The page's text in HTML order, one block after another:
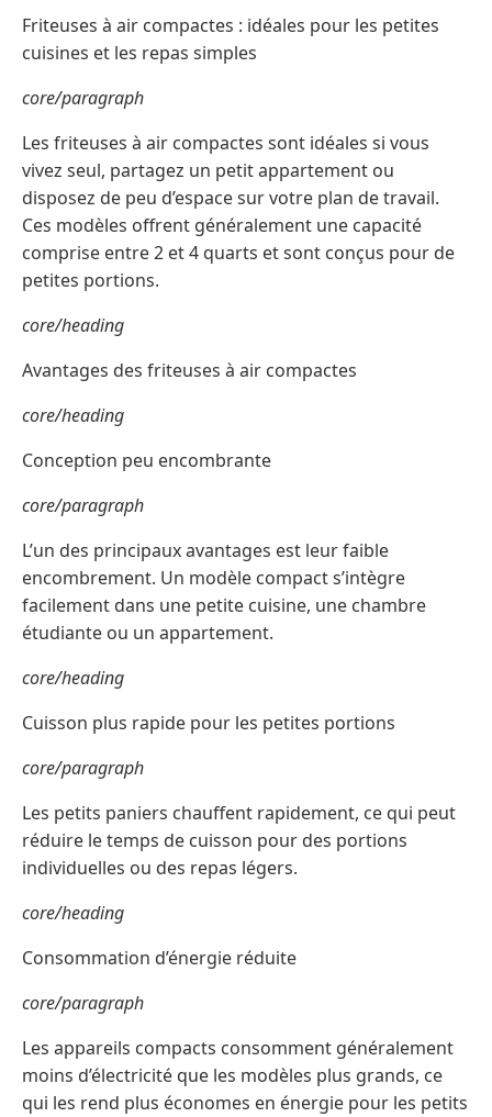
Friteuses à air compactes : idéales pour les petites
cuisines et les repas simples
core/paragraph
Les friteuses à air compactes sont idéales si vous
vivez seul, partagez un petit appartement ou
disposez de peu d’espace sur votre plan de travail.
Ces modèles offrent généralement une capacité
comprise entre 2 et 4 quarts et sont conçus pour de
petites portions.
core/heading
Avantages des friteuses à air compactes
core/heading
Conception peu encombrante
core/paragraph
L’un des principaux avantages est leur faible
encombrement. Un modèle compact s’intègre
facilement dans une petite cuisine, une chambre
étudiante ou un appartement.
core/heading
Cuisson plus rapide pour les petites portions
core/paragraph
Les petits paniers chauffent rapidement, ce qui peut
réduire le temps de cuisson pour des portions
individuelles ou des repas légers.
core/heading
Consommation d’énergie réduite
core/paragraph
Les appareils compacts consomment généralement
moins d’électricité que les modèles plus grands, ce
qui les rend plus économes en énergie pour les petits